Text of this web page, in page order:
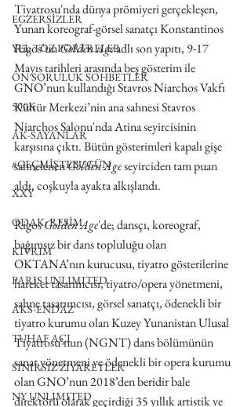
EGZERSİZLER
YEL TOZ PORTRELER
ON SORULUK SOHBETLER
500K
AK-SAYANLAR
#GEÇMİŞTEBUGÜN
XXY
ODAK: RESİM
KIVRIM
PARIS UNLIMITED
AKS-ENDAZ
TUHAF AÇI
SINIRSIZ ZİYARETLER
NY UNLIMITED
Tiyatrosu'nda dünya prömiyeri gerçekleşen,
Yunan koreograf-görsel sanatçı Konstantinos
Rigos’un Golden Age adlı son yapıtı, 9-17
Mayıs tarihleri arasında beş gösterim ile
GNO’nun kullandığı Stavros Niarchos Vakfı
Kültür Merkezi’nin ana sahnesi Stavros
Niarchos Salonu'nda Atina seyircisinin
karşısına çıktı. Bütün gösterimleri kapalı gişe
sahnelenen Golden Age seyirciden tam puan
aldı, coşkuyla ayakta alkışlandı.
Rigos Golden Age'de; dansçı, koreograf,
bağımsız bir dans topluluğu olan
OKTANA’nın kurucusu, tiyatro gösterilerine
hareket tasarımcısı, tiyatro/opera yönetmeni,
sahne tasarımcısı, görsel sanatçı, ödenekli bir
tiyatro kurumu olan Kuzey Yunanistan Ulusal
Tiyatrosu’nun (NGNT) dans bölümünün
sanat yönetmeni ve ödenekli bir opera kurumu
olan GNO’nun 2018’den beridir bale
direktörü olarak geçirdiği 35 yıllık artistik ve